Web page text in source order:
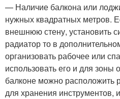
— Наличие балкона или
нужных квадратных метров.
внешнюю стену, установить
радиатор то в
организовать рабочее или
использовать его и для
балконе можно расположить
для хранения инструментов,